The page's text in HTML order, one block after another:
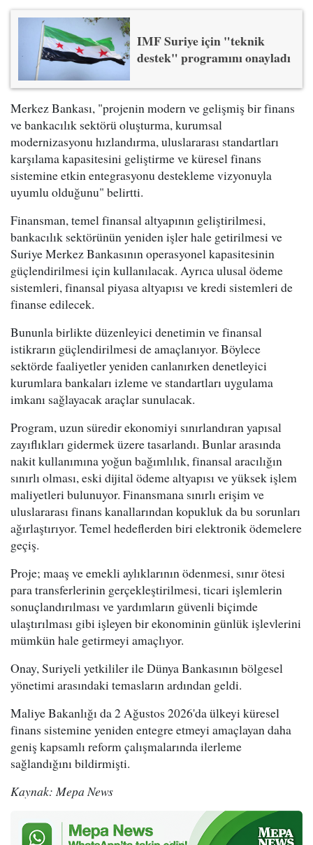
IMF Suriye için "teknik
destek" programını onayladı
Merkez Bankası, "projenin modern ve gelişmiş bir finans
ve bankacılık sektörü oluşturma, kurumsal
modernizasyonu hızlandırma, uluslararası standartları
karşılama kapasitesini geliştirme ve küresel finans
sistemine etkin entegrasyonu destekleme vizyonuyla
uyumlu olduğunu" belirtti.
Finansman, temel finansal altyapının geliştirilmesi,
bankacılık sektörünün yeniden işler hale getirilmesi ve
Suriye Merkez Bankasının operasyonel kapasitesinin
güçlendirilmesi için kullanılacak. Ayrıca ulusal ödeme
sistemleri, finansal piyasa altyapısı ve kredi sistemleri de
finanse edilecek.
Bununla birlikte düzenleyici denetimin ve finansal
istikrarın güçlendirilmesi de amaçlanıyor. Böylece
sektörde faaliyetler yeniden canlanırken denetleyici
kurumlara bankaları izleme ve standartları uygulama
imkanı sağlayacak araçlar sunulacak.
Program, uzun süredir ekonomiyi sınırlandıran yapısal
zayıflıkları gidermek üzere tasarlandı. Bunlar arasında
nakit kullanımına yoğun bağımlılık, finansal aracılığın
sınırlı olması, eski dijital ödeme altyapısı ve yüksek işlem
maliyetleri bulunuyor. Finansmana sınırlı erişim ve
uluslararası finans kanallarından kopukluk da bu sorunları
ağırlaştırıyor. Temel hedeflerden biri elektronik ödemelere
geçiş.
Proje; maaş ve emekli aylıklarının ödenmesi, sınır ötesi
para transferlerinin gerçekleştirilmesi, ticari işlemlerin
sonuçlandırılması ve yardımların güvenli biçimde
ulaştırılması gibi işleyen bir ekonominin günlük işlevlerini
mümkün hale getirmeyi amaçlıyor.
Onay, Suriyeli yetkililer ile Dünya Bankasının bölgesel
yönetimi arasındaki temasların ardından geldi.
Maliye Bakanlığı da 2 Ağustos 2026'da ülkeyi küresel
finans sistemine yeniden entegre etmeyi amaçlayan daha
geniş kapsamlı reform çalışmalarında ilerleme
sağlandığını bildirmişti.
Kaynak: Mepa News